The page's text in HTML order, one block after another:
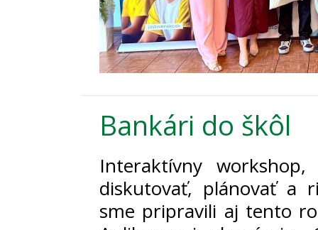
Bankári do škôl
Interaktívny
diskutovať, plánovať a
sme pripravili aj tento